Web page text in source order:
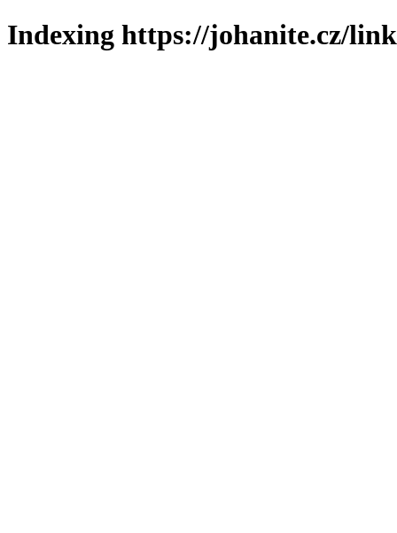
Indexing https://johanite.cz/